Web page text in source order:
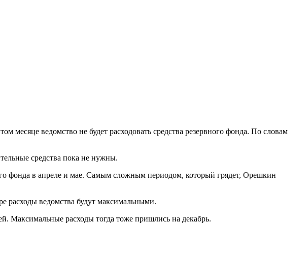
ведомство не будет расходовать средства резервного фонда. По словам
средства пока не нужны.
фонда в апреле и мае. Самым сложным периодом, который грядет, Орешкин
расходы ведомства будут максимальными.
Максимальные расходы тогда тоже пришлись на декабрь.